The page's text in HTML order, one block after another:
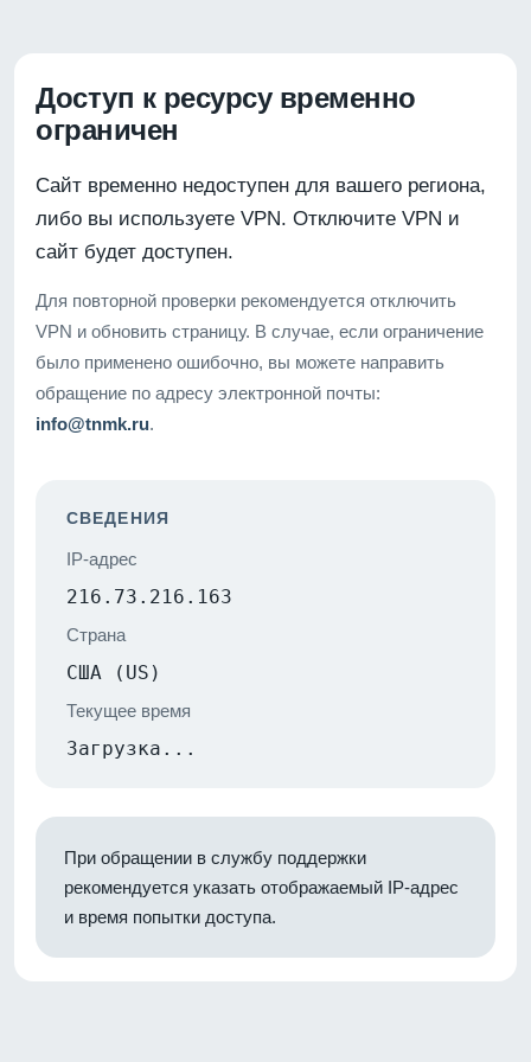
Доступ к ресурсу временно
ограничен
Сайт временно недоступен для вашего региона,
либо вы используете VPN. Отключите VPN и
сайт будет доступен.
Для повторной проверки рекомендуется отключить
VPN и обновить страницу. В случае, если ограничение
было применено ошибочно, вы можете направить
обращение по адресу электронной почты:
info@tnmk.ru.
СВЕДЕНИЯ
IP-адрес
216.73.216.163
Страна
США (US)
Текущее время
Загрузка...
При обращении в службу поддержки
рекомендуется указать отображаемый IP-адрес
и время попытки доступа.